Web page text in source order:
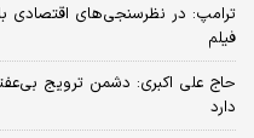
فیلم
حاج علی اکبری: دشمن ترویج
دارد